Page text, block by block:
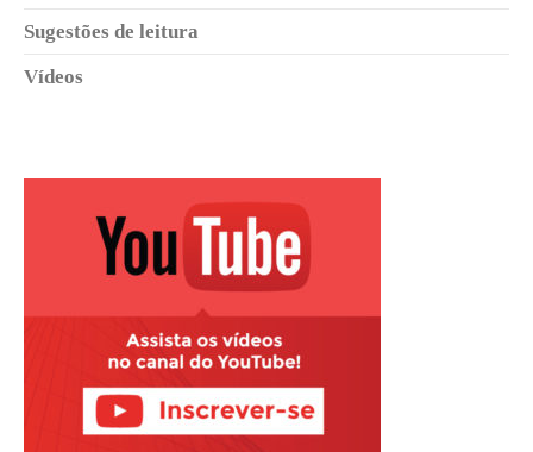
Sugestões de leitura
Vídeos